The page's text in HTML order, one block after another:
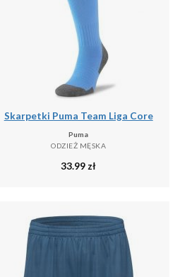
Skarpetki Puma Team Liga Core
Puma
ODZIEŻ MĘSKA
33.99 zł